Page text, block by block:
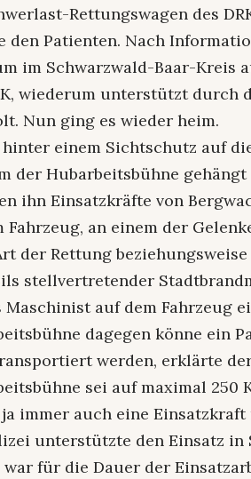
Rettungswagen des
den Patienten. Nach
im Schwarzwald-Baar-Kreis
wiederum unterstützt durch
Nun ging es wieder heim.
einem Sichtschutz auf
der Hubarbeitsbühne
ihn Einsatzkräfte von
Fahrzeug, an einem der
der Rettung
stellvertretender
Maschinist auf dem Fahrzeug
dagegen könne ein
werden, erklärte
sei auf maximal 250
immer auch eine Einsatzkraft
unterstützte den Einsatz
war für die Dauer der